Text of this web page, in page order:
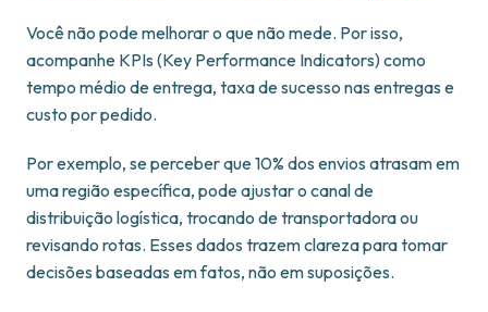
Você não pode melhorar o que não mede. Por isso,
acompanhe KPIs (Key Performance Indicators) como
tempo médio de entrega, taxa de sucesso nas entregas e
custo por pedido.
Por exemplo, se perceber que 10% dos envios atrasam em
uma região específica, pode ajustar o canal de
distribuição logística, trocando de transportadora ou
revisando rotas. Esses dados trazem clareza para tomar
decisões baseadas em fatos, não em suposições.